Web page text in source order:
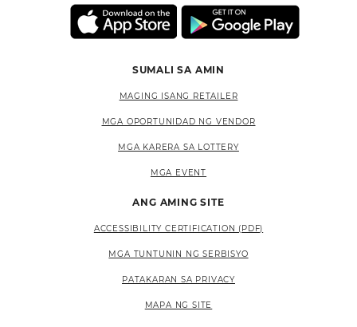
SUMALI SA AMIN
MAGING ISANG RETAILER
MGA OPORTUNIDAD NG VENDOR
MGA KARERA SA LOTTERY
MGA EVENT
ANG AMING SITE
ACCESSIBILITY CERTIFICATION (PDF)
MGA TUNTUNIN NG SERBISYO
PATAKARAN SA PRIVACY
MAPA NG SITE